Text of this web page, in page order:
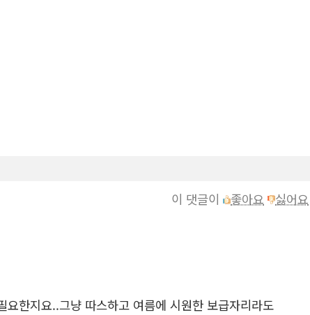
이 댓글이
좋아요
싫어요
한지요..그냥 따스하고 여름에 시원한 보급자리라도